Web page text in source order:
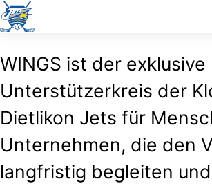
WINGS – Jets-
WINGS ist der exklusive
Unterstützerkreis der
Dietlikon Jets für
Unternehmen, die den
langfristig begleiten